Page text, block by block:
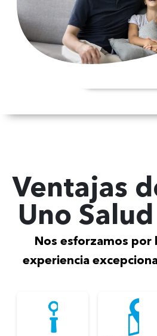
Ventajas
Uno
Nos esforzamos por
experiencia